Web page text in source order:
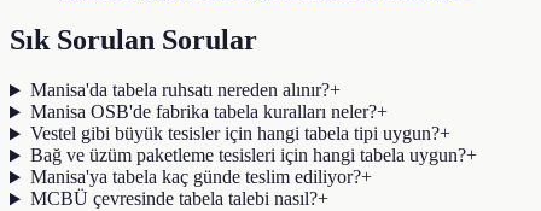
Sık Sorulan Sorular
Manisa'da tabela ruhsatı nereden alınır?+
Manisa OSB'de fabrika tabela kuralları neler?+
Vestel gibi büyük tesisler için hangi tabela tipi uygun?+
Bağ ve üzüm paketleme tesisleri için hangi tabela uygun?+
Manisa'ya tabela kaç günde teslim ediliyor?+
MCBÜ çevresinde tabela talebi nasıl?+